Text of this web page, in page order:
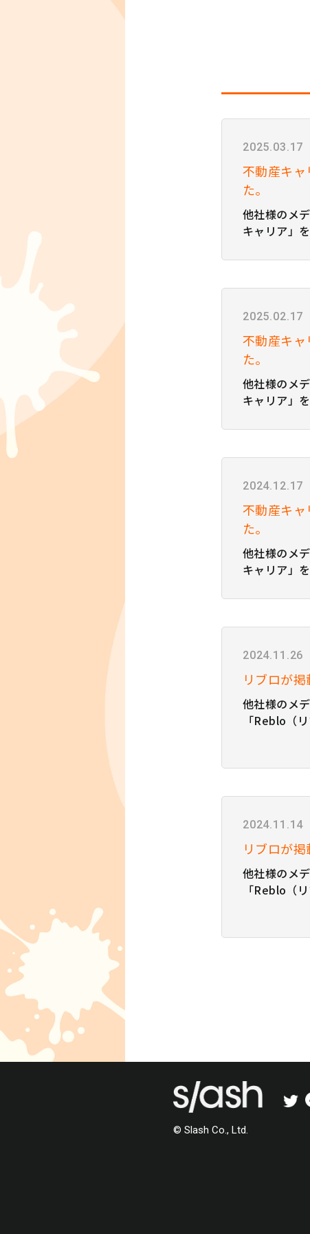
2025.03.17
不動産キャ
た。
他社様のメ
キャリア」
ただけます
2025.02.17
不動産キャ
た。
他社様のメ
キャリア」
ただけます
2024.12.17
不動産キャ
た。
他社様のメ
キャリア」
ただけます
のコツと回答
2024.11.26
リブロが掲
他社様のメ
「Reblo（
デザイン こ
2024.11.14
リブロが掲
他社様のメ
「Reblo（
ターン 三井
ルが必要？
© Slash Co., Ltd.